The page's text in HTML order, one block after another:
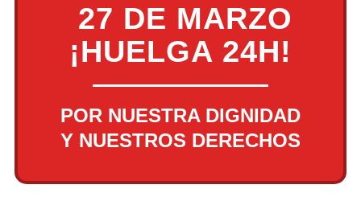
27 DE MARZO
¡HUELGA 24H!
POR NUESTRA DIGNIDAD
Y NUESTROS DERECHOS